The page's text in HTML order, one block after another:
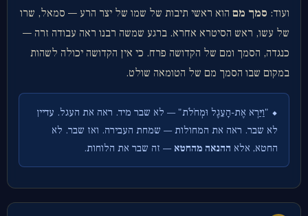
ועוד: סמך מם הוא ראשי תיבות של שמו של יצר הרע — סמאל, שרו
של עשו, ראש הסיטרא אחרא. ברגע שמשה רבנו ראה עבודה זרה —
כנגדה, הסמך ומם של הקדושה פרח. כי אין הקדושה יכולה לשהות
במקום שבו הסמך מם של הטומאה שולט.
⬥ "וַיַּרְא אֶת-הָעֵגֶל וּמְחֹלֹת" — לא שבר מיד. ראה את העגל. עדיין
לא שבר. ראה את המחולות — שמחת העבירה. ואז שבר. לא
החטא, אלא ההנאה מהחטא— זה שבר את הלוחות.